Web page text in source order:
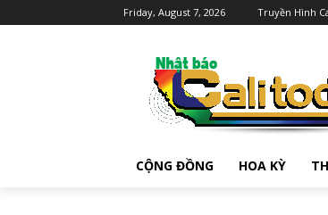
Friday, August 7, 2026 Truyền Hình
CỘNG ĐỒNG HOA KỲ